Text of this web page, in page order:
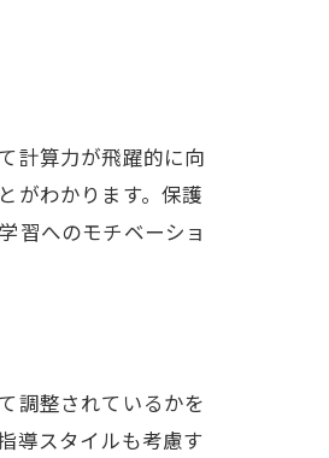
計算力が飛躍的に向
がわかります。保護
習へのモチベーショ
調整されているかを
導スタイルも考慮す